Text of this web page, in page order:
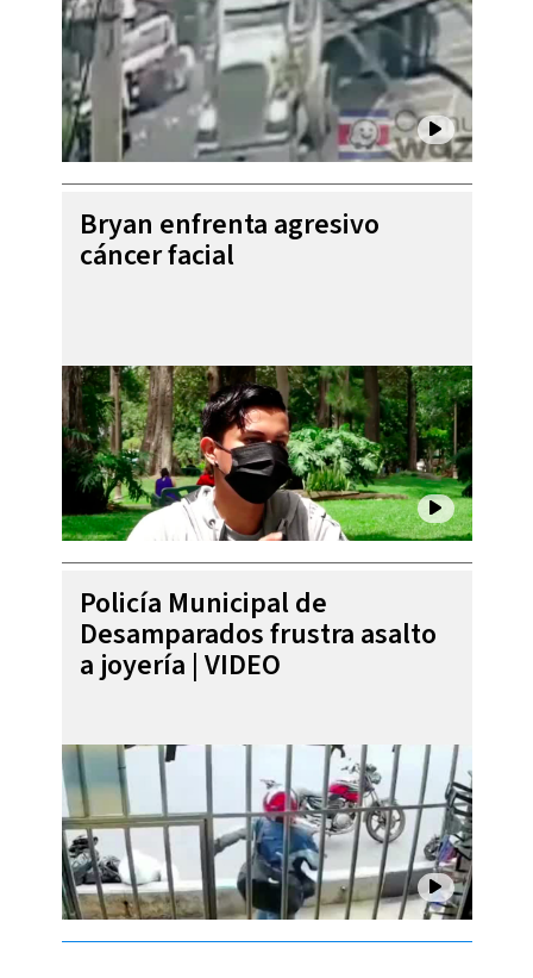
Bryan enfrenta agresivo
cáncer facial
Policía Municipal de
Desamparados frustra asalto
a joyería | VIDEO